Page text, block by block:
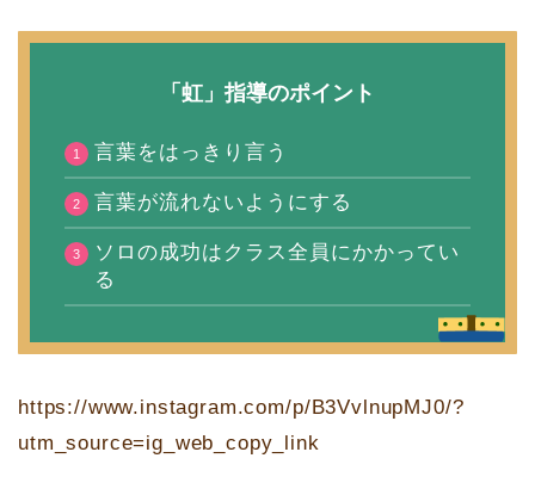
「虹」指導のポイント
言葉をはっきり言う
言葉が流れないようにする
ソロの成功はクラス全員にかかってい
る
https://www.instagram.com/p/B3VvlnupMJ0/?
utm_source=ig_web_copy_link